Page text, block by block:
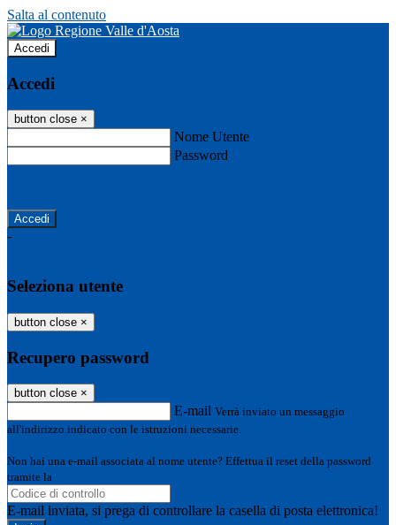
Salta al contenuto
Accedi
Accedi
button close ×
Nome Utente
Password
-
Seleziona utente
button close ×
Recupero password
button close ×
E-mail Verrà inviato un messaggio
all'indirizzo indicato con le istruzioni necessarie.
Non hai una e-mail associata al nome utente? Effettua il reset della password
tramite la
E-mail inviata, si prega di controllare la casella di posta elettronica!